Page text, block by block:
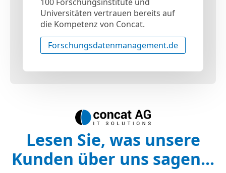
Universitäten vertrauen bereits auf
die Kompetenz von Concat.
Forschungsdatenmanagement.de
Lesen Sie, was unsere
Kunden über uns sagen...